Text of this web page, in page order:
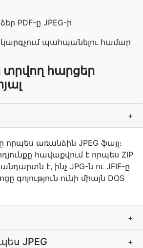
PDF-ը JPEG-ի
պահպանելու համար
հարցեր
+
որպես առանձին JPEG ֆայլ։
հավաքվում է որպես ZIP
է, ինչ JPG-ն ու JFIF-ը
ունի միայն DOS
+
JPEG +